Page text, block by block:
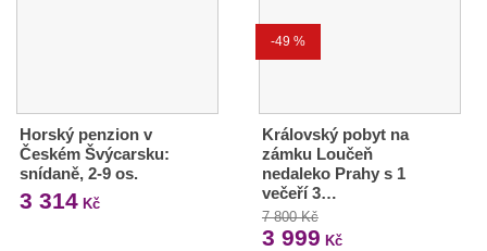
Horský penzion v
Českém Švýcarsku:
snídaně, 2-9 os.
3 314 Kč
-49 %
Královský pobyt na
zámku Loučeň
nedaleko Prahy s 1
večeří 3…
7 800 Kč
3 999 Kč